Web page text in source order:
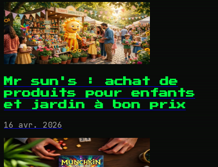
Mr sun's : achat de
produits pour enfants
et jardin à bon prix
16 avr. 2026